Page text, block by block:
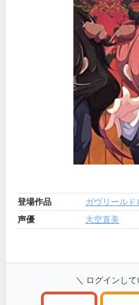
登場作品
ガヴリールド
声優
大空直美
＼ ログインし